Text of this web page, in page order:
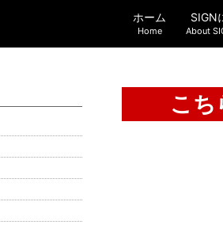
ホーム
Home
SIGN
About
こ